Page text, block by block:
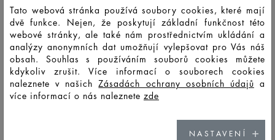
HD13756 LTO 30 35 72 85 41,9 30,4 8,3
HD13757 LSO 50 59 124 40
Tato webová stránka používá soubory cookies, které mají
dvě funkce. Nejen, že poskytují základní funkčnost této
webové stránky, ale také nám prostřednictvím ukládání a
analýzy anonymních dat umožňují vylepšovat pro Vás náš
obsah. Souhlas s používáním souborů cookies můžete
kdykoliv zrušit. Více informací o souborech cookies
naleznete v našichZásadách ochrany osobních údajů a
více informací o nás naleznete zde
NASTAVENÍ